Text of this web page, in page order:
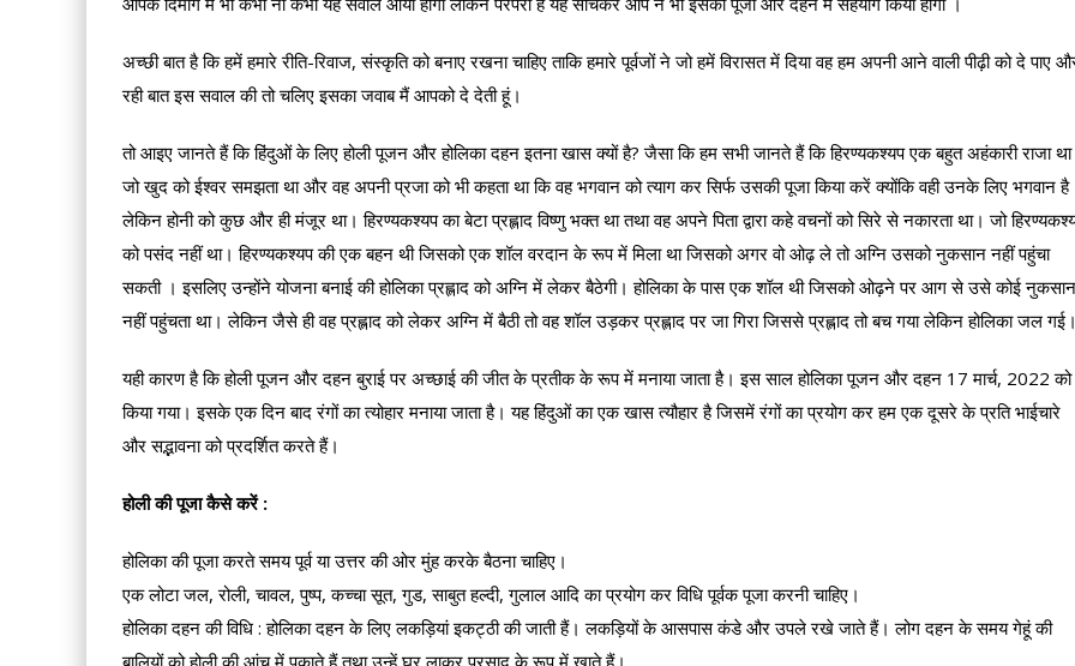
अच्छी बात है कि हमें हमारे रीति-रिवाज, संस्कृति को बनाए रखना चाहिए ताकि हमारे पूर्वजों ने जो हमें विरासत में दिया वह हम अपनी आने वाली पीढ़ी को दे पाए
रही बात इस सवाल की तो चलिए इसका जवाब मैं आपको दे देती हूं।
तो आइए जानते हैं कि हिंदुओं के लिए होली पूजन और होलिका दहन इतना खास क्यों है? जैसा कि हम सभी जानते हैं कि हिरण्यकश्यप एक बहुत अहंकारी राजा था
जो खुद को ईश्वर समझता था और वह अपनी प्रजा को भी कहता था कि वह भगवान को त्याग कर सिर्फ उसकी पूजा किया करें क्योंकि वही उनके लिए भगवान है
लेकिन होनी को कुछ और ही मंजूर था। हिरण्यकश्यप का बेटा प्रह्लाद विष्णु भक्त था तथा वह अपने पिता द्वारा कहे वचनों को सिरे से नकारता था। जो
को पसंद नहीं था। हिरण्यकश्यप की एक बहन थी जिसको एक शॉल वरदान के रूप में मिला था जिसको अगर वो ओढ़ ले तो अग्नि उसको नुकसान नहीं पहुंचा
सकती । इसलिए उन्होंने योजना बनाई की होलिका प्रह्लाद को अग्नि में लेकर बैठेगी। होलिका के पास एक शॉल थी जिसको ओढ़ने पर आग से उसे कोई नुकसान
नहीं पहुंचता था। लेकिन जैसे ही वह प्रह्लाद को लेकर अग्नि में बैठी तो वह शॉल उड़कर प्रह्लाद पर जा गिरा जिससे प्रह्लाद तो बच गया लेकिन होलिका जल
यही कारण है कि होली पूजन और दहन बुराई पर अच्छाई की जीत के प्रतीक के रूप में मनाया जाता है। इस साल होलिका पूजन और दहन 17 मार्च, 2022 को
किया गया। इसके एक दिन बाद रंगों का त्योहार मनाया जाता है। यह हिंदुओं का एक खास त्यौहार है जिसमें रंगों का प्रयोग कर हम एक दूसरे के प्रति भाईचारे
और सद्भावना को प्रदर्शित करते हैं।
होली की पूजा कैसे करें :
होलिका की पूजा करते समय पूर्व या उत्तर की ओर मुंह करके बैठना चाहिए।
एक लोटा जल, रोली, चावल, पुष्प, कच्चा सूत, गुड, साबुत हल्दी, गुलाल आदि का प्रयोग कर विधि पूर्वक पूजा करनी चाहिए।
होलिका दहन की विधि : होलिका दहन के लिए लकड़ियां इकट्ठी की जाती हैं। लकड़ियों के आसपास कंडे और उपले रखे जाते हैं। लोग दहन के समय गेहूं की
बालियों को होली की आंच में पकाते हैं तथा उन्हें घर लाकर प्रसाद के रूप में खाते हैं।